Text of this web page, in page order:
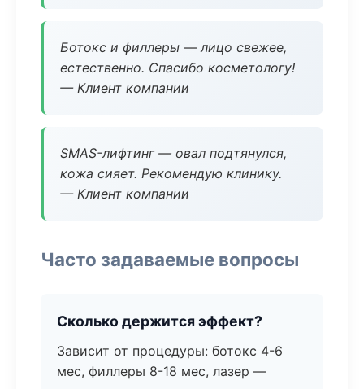
Ботокс и филлеры — лицо свежее,
естественно. Спасибо косметологу!
— Клиент компании
SMAS-лифтинг — овал подтянулся,
кожа сияет. Рекомендую клинику.
— Клиент компании
Часто задаваемые вопросы
Сколько держится эффект?
Зависит от процедуры: ботокс 4-6
мес, филлеры 8-18 мес, лазер —